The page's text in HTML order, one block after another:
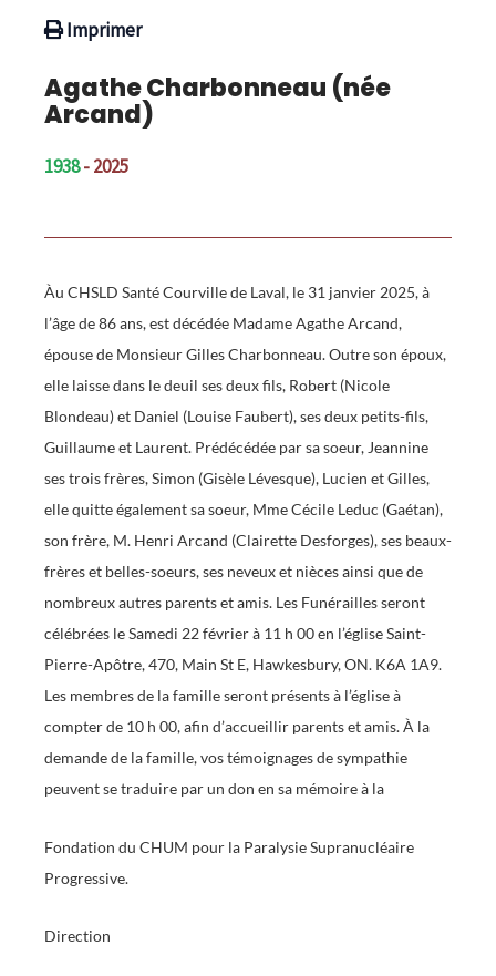
Imprimer
Agathe Charbonneau (née
Arcand)
1938- 2025
Àu CHSLD Santé Courville de Laval, le 31 janvier 2025, à
l’âge de 86 ans, est décédée Madame Agathe Arcand,
épouse de Monsieur Gilles Charbonneau. Outre son époux,
elle laisse dans le deuil ses deux fils, Robert (Nicole
Blondeau) et Daniel (Louise Faubert), ses deux petits-fils,
Guillaume et Laurent. Prédécédée par sa soeur, Jeannine
ses trois frères, Simon (Gisèle Lévesque), Lucien et Gilles,
elle quitte également sa soeur, Mme Cécile Leduc (Gaétan),
son frère, M. Henri Arcand (Clairette Desforges), ses beaux-
frères et belles-soeurs, ses neveux et nièces ainsi que de
nombreux autres parents et amis. Les Funérailles seront
célébrées le Samedi 22 février à 11 h 00 en l’église Saint-
Pierre-Apôtre, 470, Main St E, Hawkesbury, ON. K6A 1A9.
Les membres de la famille seront présents à l’église à
compter de 10 h 00, afin d’accueillir parents et amis. À la
demande de la famille, vos témoignages de sympathie
peuvent se traduire par un don en sa mémoire à la
Fondation du CHUM pour la Paralysie Supranucléaire
Progressive.
Direction